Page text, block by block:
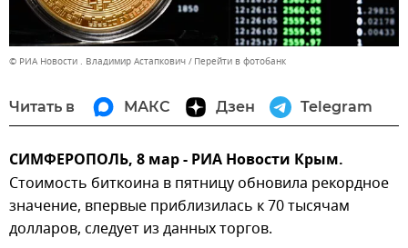
© РИА Новости . Владимир Астапкович Перейти в фотобанк
Читать в МАКС Дзен Telegram
СИМФЕРОПОЛЬ, 8 мар - РИА Новости Крым.
Стоимость биткоина в пятницу обновила рекордное
значение, впервые приблизилась к 70 тысячам
долларов, следует из данных торгов.